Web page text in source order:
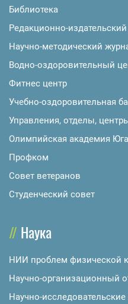
Библиотека
Редакционно-
Научно-методический
Водно-оздоровительный
Фитнес центр
Учебно-оздоровительная
Управления, отделы,
Олимпийская академия Юга
Профком
Совет ветеранов
Студенческий совет
Наука
НИИ проблем физической
Научно-организационный
Научно-